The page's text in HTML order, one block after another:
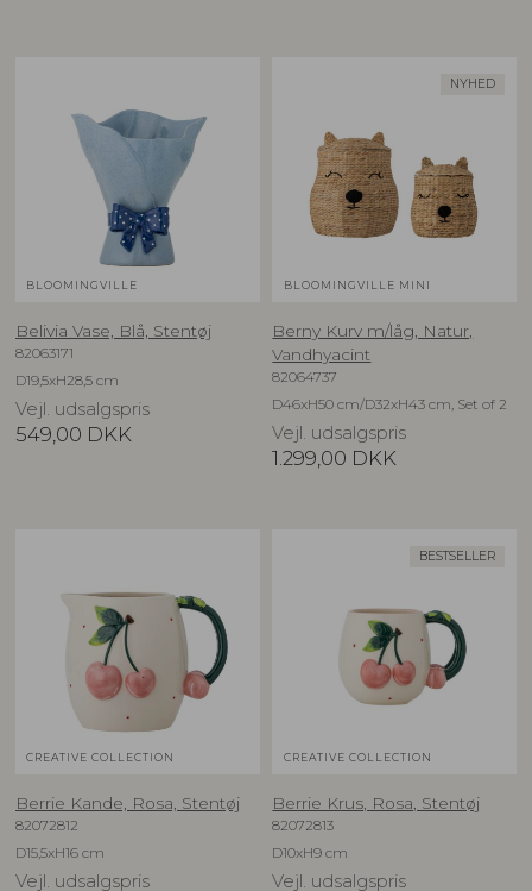
BLOOMINGVILLE
Belivia Vase, Blå, Stentøj
82063171
D19,5xH28,5 cm
Vejl. udsalgspris
549,00 DKK
NYHED
BLOOMINGVILLE MINI
Berny Kurv m/låg, Natur,
Vandhyacint
82064737
D46xH50 cm/D32xH43 cm, Set of 2
Vejl. udsalgspris
1.299,00 DKK
CREATIVE COLLECTION
Berrie Kande, Rosa, Stentøj
82072812
D15,5xH16 cm
Vejl. udsalgspris
BESTSELLER
CREATIVE COLLECTION
Berrie Krus, Rosa, Stentøj
82072813
D10xH9 cm
Vejl. udsalgspris